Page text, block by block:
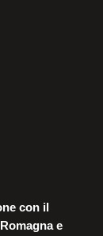
con il
e